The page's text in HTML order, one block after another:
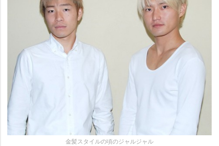
金髪スタイルの頃のジャルジャル